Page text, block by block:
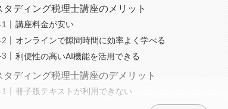
タディング税理士講座のメリット
講座料金が安い
オンラインで隙間時間に効率よく学べる
利便性の高いAI機能を活用できる
タディング税理士講座のデメリット
冊子版テキストが利用できない